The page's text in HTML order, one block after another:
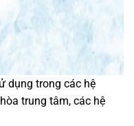
dụng trong các hệ
trung tâm, các hệ